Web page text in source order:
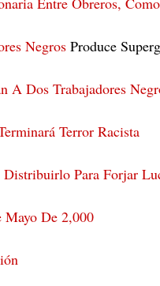
Negros Produce
A Dos Trabajadores
Terror Racista
Para Forjar
Mayo De 2,000